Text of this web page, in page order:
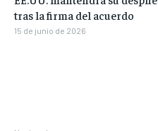
tras la firma del acuerdo
15 de junio de 2026